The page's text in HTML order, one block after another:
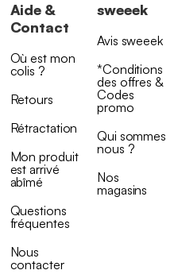
Aide &
Contact
Où est mon
colis ?
Retours
Rétractation
Mon produit
est arrivé
abîmé
Questions
fréquentes
Nous
contacter
sweeek
Avis sweeek
*Conditions
des offres &
Codes
promo
Qui sommes
nous ?
Nos
magasins